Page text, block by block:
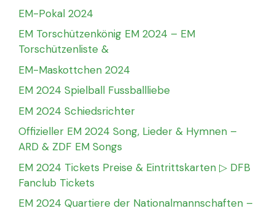
EM-Pokal 2024
EM Torschützenkönig EM 2024 – EM
Torschützenliste &
EM-Maskottchen 2024
EM 2024 Spielball Fussballliebe
EM 2024 Schiedsrichter
Offizieller EM 2024 Song, Lieder & Hymnen –
ARD & ZDF EM Songs
EM 2024 Tickets Preise & Eintrittskarten ▷ DFB
Fanclub Tickets
EM 2024 Quartiere der Nationalmannschaften –